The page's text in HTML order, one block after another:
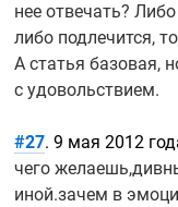
нее отвечать?
либо подлечится,
А статья базовая,
с удовольствием.
#27. 9 мая 2012
чего
иной.зачем в